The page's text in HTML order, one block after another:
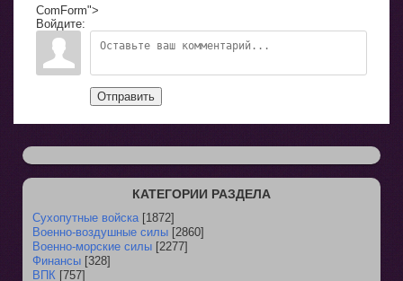
ComForm">
Войдите:
Отправить
КАТЕГОРИИ РАЗДЕЛА
Сухопутные войска [1872]
Военно-воздушные силы [2860]
Военно-морские силы [2277]
Финансы [328]
ВПК [757]